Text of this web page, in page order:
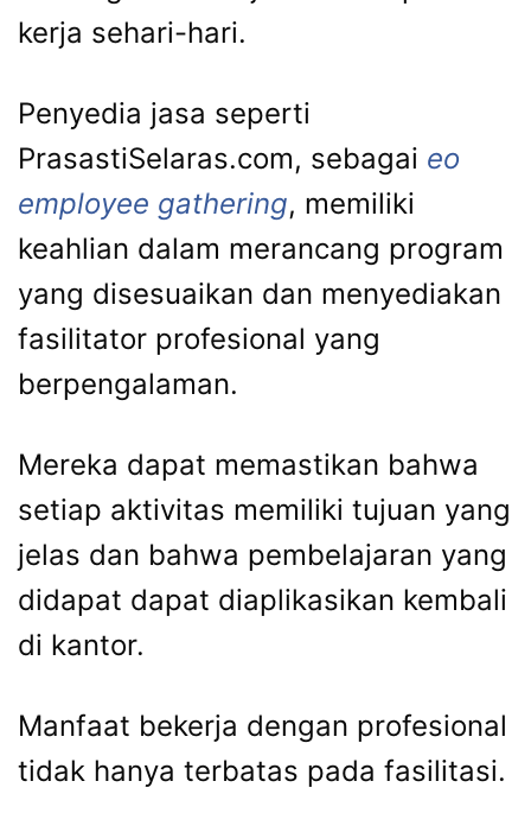
kerja sehari-hari.
Penyedia jasa seperti
PrasastiSelaras.com, sebagai eo
employee gathering, memiliki
keahlian dalam merancang program
yang disesuaikan dan menyediakan
fasilitator profesional yang
berpengalaman.
Mereka dapat memastikan bahwa
setiap aktivitas memiliki tujuan yang
jelas dan bahwa pembelajaran yang
didapat dapat diaplikasikan kembali
di kantor.
Manfaat bekerja dengan profesional
tidak hanya terbatas pada fasilitasi.